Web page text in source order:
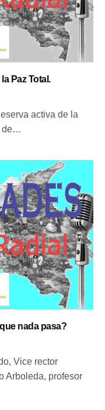
Paz Total.
activa de la
de…
nada pasa?
Vice rector
Arboleda, profesor